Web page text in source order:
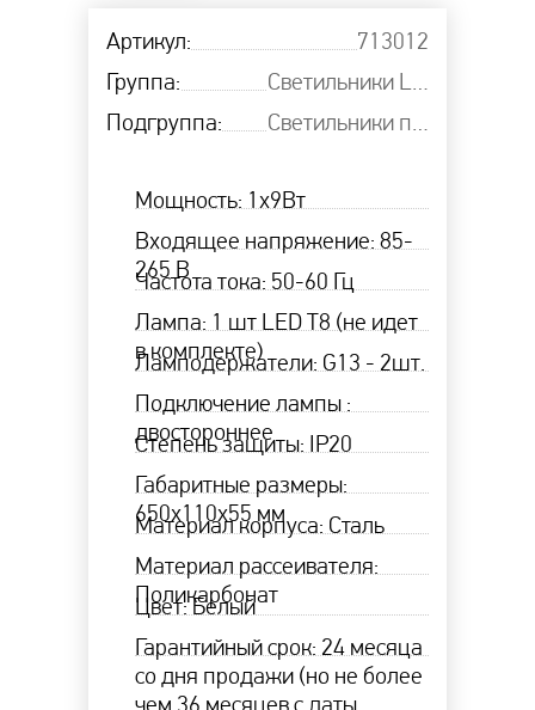
Артикул:
713012
Группа:
Светильники LED линейные настенно-потолочные
Подгруппа:
Светильники под лампу LED Т8 ELCOR
Мощность: 1х9Вт
Входящее напряжение: 85-
265 В
Частота тока: 50-60 Гц
Лампа: 1 шт LED Т8 (не идет
в комплекте)
Ламподержатели: G13 - 2шт.
Подключение лампы :
двостороннее
Степень защиты: IP20
Габаритные размеры:
650х110х55 мм
Материал корпуса: Сталь
Материал рассеивателя:
Поликарбонат
Цвет: Белый
Гарантийный срок: 24 месяца
со дня продажи (но не более